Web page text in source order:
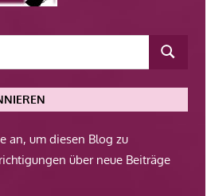
an, um diesen Blog zu
über neue Beiträge